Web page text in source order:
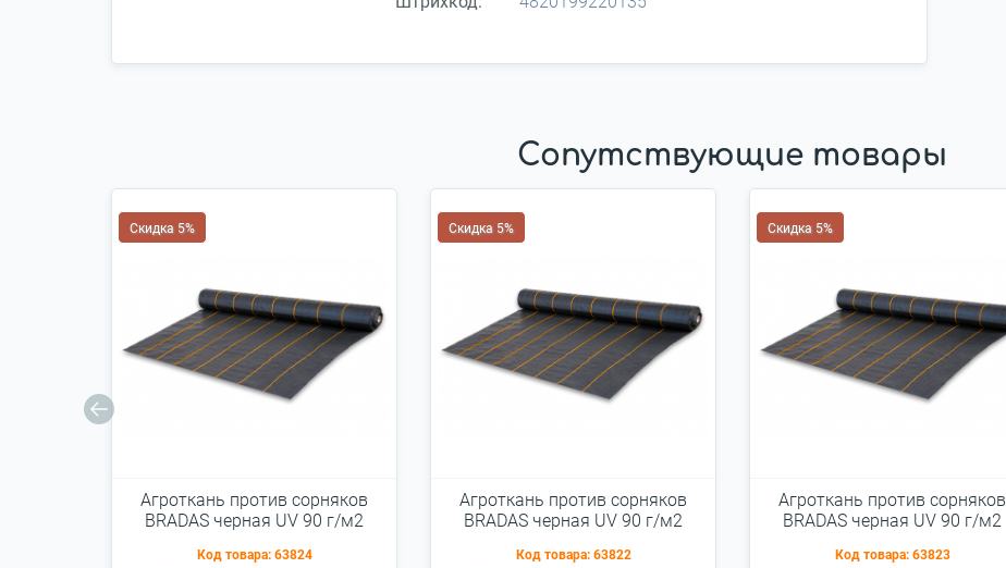
Сопутствующие товары
Скидка 5%
Агроткань против сорняков
BRADAS черная UV 90 г/м2
Код товара: 63824
Скидка 5%
Агроткань против сорняков
BRADAS черная UV 90 г/м2
Код товара: 63822
Скидка 5%
Агроткань против сорняков
BRADAS черная UV 90 г/м2
Код товара: 63823